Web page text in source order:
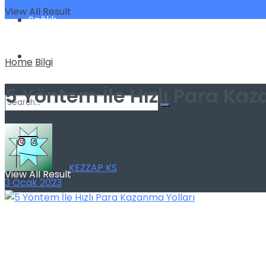
Sağlık
Spor
No Result
View All Result
View All Result
Home Bilgi
5 Yöntem İle Hızlı Para
byKEZZAP KS
3 Ocak 2023